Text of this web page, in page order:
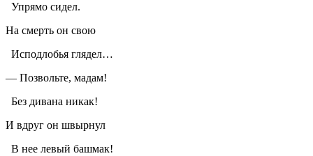
Упрямо сидел.
На смерть он свою
Исподлобья глядел…
— Позвольте, мадам!
Без дивана никак!
И вдруг он швырнул
В нее левый башмак!